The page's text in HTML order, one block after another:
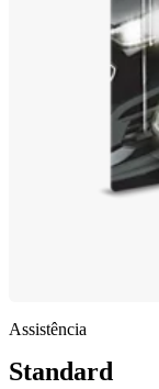
Assistência
Standard